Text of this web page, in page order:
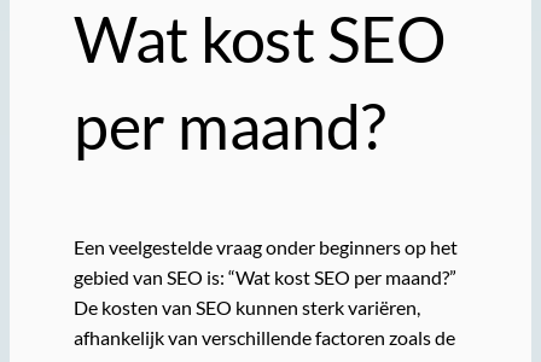
Wat kost SEO
per maand?
Een veelgestelde vraag onder beginners op het
gebied van SEO is: “Wat kost SEO per maand?”
De kosten van SEO kunnen sterk variëren,
afhankelijk van verschillende factoren zoals de